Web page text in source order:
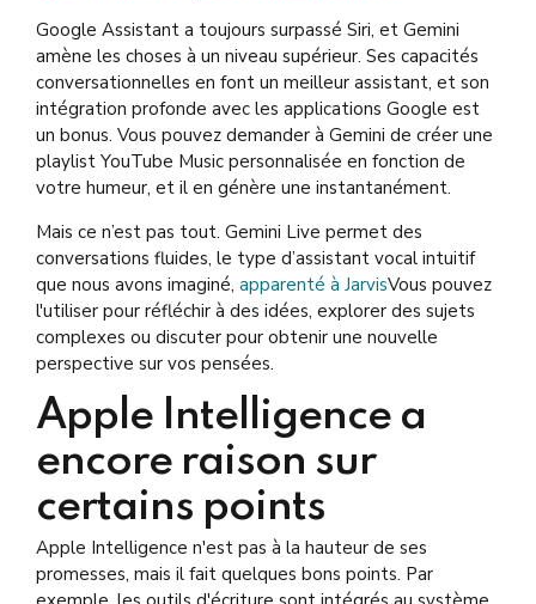
Google Assistant a toujours surpassé Siri, et Gemini
amène les choses à un niveau supérieur. Ses capacités
conversationnelles en font un meilleur assistant, et son
intégration profonde avec les applications Google est
un bonus. Vous pouvez demander à Gemini de créer une
playlist YouTube Music personnalisée en fonction de
votre humeur, et il en génère une instantanément.
Mais ce n’est pas tout. Gemini Live permet des
conversations fluides, le type d’assistant vocal intuitif
que nous avons imaginé, apparenté à JarvisVous pouvez
l'utiliser pour réfléchir à des idées, explorer des sujets
complexes ou discuter pour obtenir une nouvelle
perspective sur vos pensées.
Apple Intelligence a
encore raison sur
certains points
Apple Intelligence n'est pas à la hauteur de ses
promesses, mais il fait quelques bons points. Par